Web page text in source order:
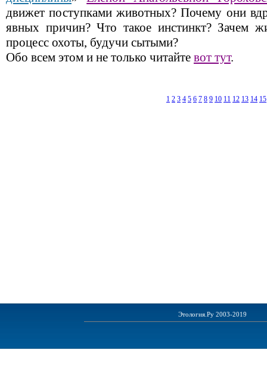
движет поступками животных? Почему они
явных причин? Что такое инстинкт? Зачем
процесс охоты, будучи сытыми?
Обо всем этом и не только читайте вот тут.
1 2 3 4 5 6 7 8 9 10 11 12 13 14 15
Этология.Ру 2003-2019